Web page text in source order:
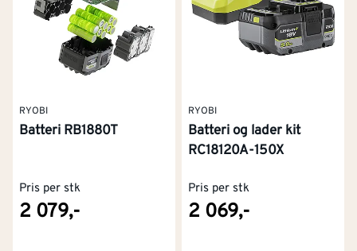
RYOBI
Batteri RB1880T
Pris per stk
2 079,-
RYOBI
Batteri og lader kit
RC18120A-150X
Pris per stk
2 069,-